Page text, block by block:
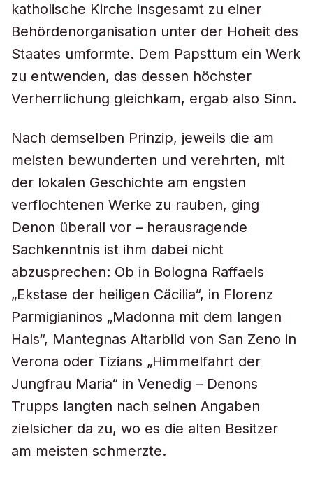
katholische Kirche insgesamt zu einer
Behördenorganisation unter der Hoheit des
Staates umformte. Dem Papsttum ein Werk
zu entwenden, das dessen höchster
Verherrlichung gleichkam, ergab also Sinn.
Nach demselben Prinzip, jeweils die am
meisten bewunderten und verehrten, mit
der lokalen Geschichte am engsten
verflochtenen Werke zu rauben, ging
Denon überall vor – herausragende
Sachkenntnis ist ihm dabei nicht
abzusprechen: Ob in Bologna Raffaels
„Ekstase der heiligen Cäcilia“, in Florenz
Parmigianinos „Madonna mit dem langen
Hals“, Mantegnas Altarbild von San Zeno in
Verona oder Tizians „Himmelfahrt der
Jungfrau Maria“ in Venedig – Denons
Trupps langten nach seinen Angaben
zielsicher da zu, wo es die alten Besitzer
am meisten schmerzte.